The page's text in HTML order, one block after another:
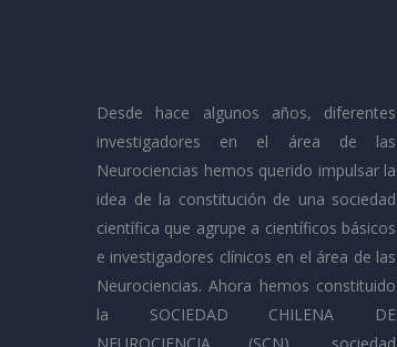
Desde hace algunos años, diferentes
investigadores en el área de las
Neurociencias hemos querido impulsar la
idea de la constitución de una sociedad
científica que agrupe a científicos básicos
e investigadores clínicos en el área de las
Neurociencias. Ahora hemos constituido
la SOCIEDAD CHILENA DE